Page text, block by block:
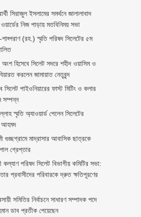
সিরাজুল ইসলামের সমর্থনে জালালাবাদ
নিজ পাড়ায় মতবিনিময় সভা
(রহ.) স্মৃতি পরিষদ সিলেটের ৫ম
অংশ হিসেবে সিলেট সদরে শহীদ ওয়াসিম ও
করলেন জামায়াত নেতৃবৃন্দ
সিলেট পাইওনিয়ারের ফাস্ট মিটিং ও কলার
সম্পন্ন
স্মৃতি অ্যাওয়ার্ড পেলেন সিলেটের
আহমদ
গুচ্ছগ্রামে মাদ্রাসার আবাসিক ছাত্রকে
গ্রেপ্তার
কল্যাণ পরিষদ সিলেট বিভাগীয় কমিটির সভা:
প্রবাসীদের পরিবারকে দ্রুত ক্ষতিপূরণের
সমিতির নির্বাচনে সাধারণ সম্পাদক পদে
ডাব প্রতীক পেয়েছেন